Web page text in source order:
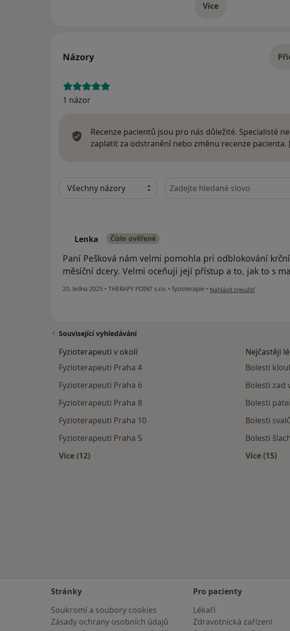
Víceo adrese
Názory
1 názor
Recenze pacientů jsou pro nás důležité. Specialisté
zaplatit za odstranění nebo změnu recenze pacienta.
Hledejte v názorech
Lenka Číslo ověřené
Paní Pešková nám velmi pomohla pri odblokování
měsíční dcery. Velmi oceňuji její přístup a to, jak to s
20. ledna 2025 • THERAPY POINT s.r.o. • fyzioterapie • podle názoru uživatele Lenka
Nahlásit zneužití
Související vyhledávání
Fyzioterapeuti v okolí
Fyzioterapeuti Praha 4
Fyzioterapeuti Praha 6
Fyzioterapeuti Praha 8
Fyzioterapeuti Praha 10
Fyzioterapeuti Praha 5
Více (12)
Nejčastěji
Bolesti
Bolesti zad
Bolesti
Bolesti
Bolesti
Více (15)
Stránky
Soukromí a soubory cookies
Zásady ochrany osobních údajů
Pro pacienty
Lékaři
Zdravotnická zařízení